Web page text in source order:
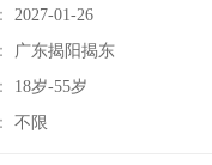
2027-01-26
广东揭阳揭东
18岁-55岁
不限